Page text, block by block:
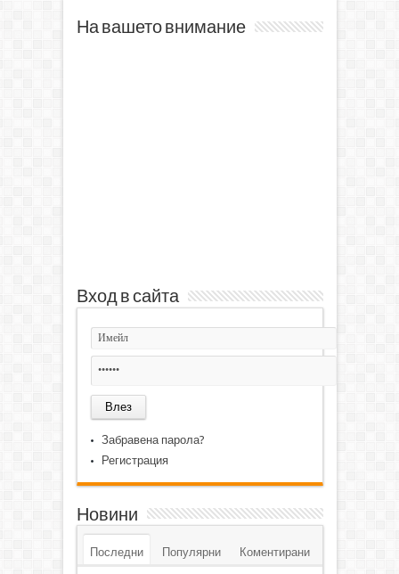
На вашето внимание
Вход в сайта
Забравена парола?
Регистрация
Новини
Последни Популярни Коментирани